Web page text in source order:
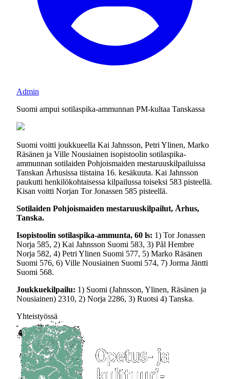
Admin
Suomi ampui sotilaspika-ammunnan PM-kultaa Tanskassa
Suomi voitti joukkueella Kai Jahnsson, Petri Ylinen, Marko
Räsänen ja Ville Nousiainen isopistoolin sotilaspika-
ammunnan sotilaiden Pohjoismaiden mestaruuskilpailuissa
Tanskan Århusissa tiistaina 16. kesäkuuta. Kai Jahnsson
paukutti henkilökohtaisessa kilpailussa toiseksi 583 pisteellä.
Kisan voitti Norjan Tor Jonassen 585 pisteellä.
Sotilaiden Pohjoismaiden mestaruuskilpailut, Århus,
Tanska.
Isopistoolin sotilaspika-ammunta, 60 ls: 1) Tor Jonassen
Norja 585, 2) Kai Jahnsson Suomi 583, 3) Pål Hembre
Norja 582, 4) Petri Ylinen Suomi 577, 5) Marko Räsänen
Suomi 576, 6) Ville Nousiainen Suomi 574, 7) Jorma Jäntti
Suomi 568.
Joukkuekilpailu: 1) Suomi (Jahnsson, Ylinen, Räsänen ja
Nousiainen) 2310, 2) Norja 2286, 3) Ruotsi 4) Tanska.
Yhteistyössä